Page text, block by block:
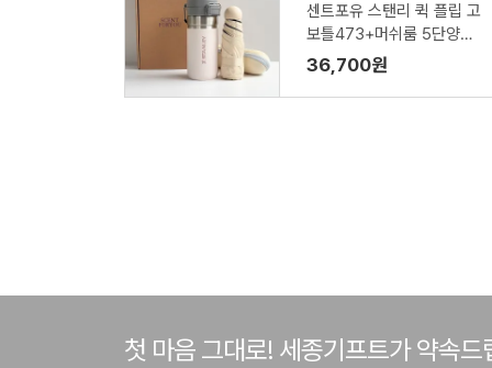
센트포유 스탠리 퀵 플립 고
보틀473+머쉬룸 5단양우
산 세트
36,700원
첫 마음 그대로! 세종기프트가 약속드